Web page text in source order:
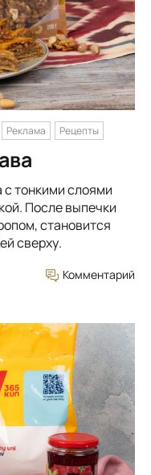
Реклама Рецепты
с тонкими слоями
После выпечки
становится
сверху.
Комментарий